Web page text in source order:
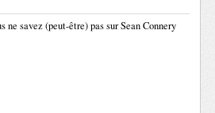
ne savez (peut-être) pas sur Sean Connery